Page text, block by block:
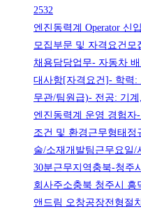
2532
엔진동력계 Operator 신
모집부문 및 자격요건
채용담당업무- 자동차
대사항[자격요건]- 학력:
무관/팀원급)- 전공: 기
엔진동력계 운영 경험
조건 및 환경근무형태정
술/소재개발팀근무요일/
30분근무지역충북-청주
회사주소충북 청주시 흥
앤드림 오창공장전형절